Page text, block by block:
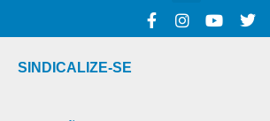
SINDICALIZE-SE